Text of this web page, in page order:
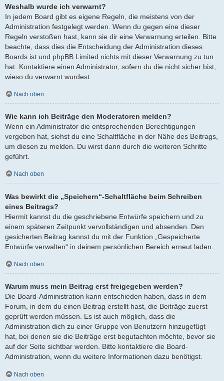
Weshalb wurde ich verwarnt?
In jedem Board gibt es eigene Regeln, die meistens von der
Administration festgelegt werden. Wenn du gegen eine dieser
Regeln verstoßen hast, kann sie dir eine Verwarnung erteilen. Bitte
beachte, dass dies die Entscheidung der Administration dieses
Boards ist und phpBB Limited nichts mit dieser Verwarnung zu tun
hat. Kontaktiere einen Administrator, sofern du die nicht sicher bist,
wieso du verwarnt wurdest.
Nach oben
Wie kann ich Beiträge den Moderatoren melden?
Wenn ein Administrator die entsprechenden Berechtigungen
vergeben hat, siehst du eine Schaltfläche in der Nähe des Beitrags,
um diesen zu melden. Du wirst dann durch die weiteren Schritte
geführt.
Nach oben
Was bewirkt die „Speichern“-Schaltfläche beim Schreiben
eines Beitrags?
Hiermit kannst du die geschriebene Entwürfe speichern und zu
einem späteren Zeitpunkt vervollständigen und absenden. Den
gesicherten Beitrag kannst du mit der Funktion „Gespeicherte
Entwürfe verwalten“ in deinem persönlichen Bereich erneut laden.
Nach oben
Warum muss mein Beitrag erst freigegeben werden?
Die Board-Administration kann entschieden haben, dass in dem
Forum, in dem du einen Beitrag erstellt hast, die Beiträge zuerst
geprüft werden müssen. Es ist auch möglich, dass die
Administration dich zu einer Gruppe von Benutzern hinzugefügt
hat, bei denen sie die Beiträge erst begutachten möchte, bevor sie
auf der Seite sichtbar werden. Bitte kontaktiere die Board-
Administration, wenn du weitere Informationen dazu benötigst.
Nach oben